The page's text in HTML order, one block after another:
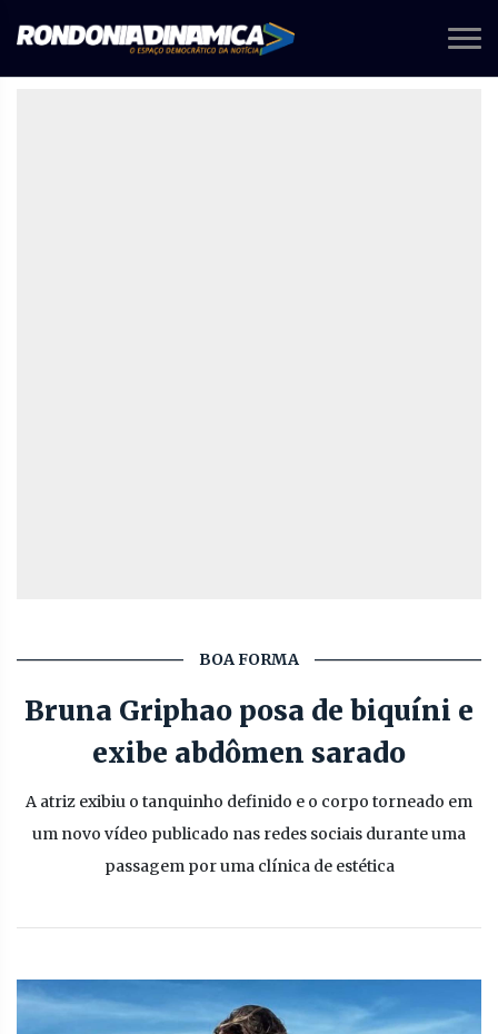
BOA FORMA
Bruna Griphao posa de biquíni e
exibe abdômen sarado
A atriz exibiu o tanquinho definido e o corpo torneado em
um novo vídeo publicado nas redes sociais durante uma
passagem por uma clínica de estética